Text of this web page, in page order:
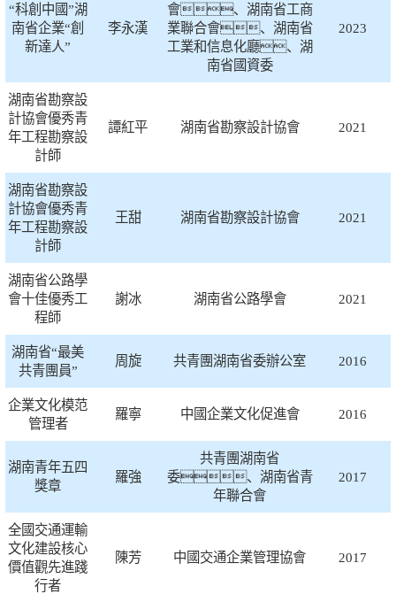
“科創中國”湖
南省企業“創
新達人”
李永漢
會、湖南省工商
業聯合會、湖南省
工業和信息化廳、湖
南省國資委
2023
湖南省勘察設
計協會優秀青
年工程勘察設
計師
譚紅平 湖南省勘察設計協會 2021
湖南省勘察設
計協會優秀青
年工程勘察設
計師
王甜 湖南省勘察設計協會 2021
湖南省公路學
會十佳優秀工
程師
謝冰 湖南省公路學會 2021
湖南省“最美
共青團員”
周旋 共青團湖南省委辦公室 2016
企業文化模范
管理者
羅寧 中國企業文化促進會 2016
湖南青年五四
獎章
羅強
共青團湖南省
委、湖南省青
年聯合會
2017
全國交通運輸
文化建設核心
價值觀先進踐
行者
陳芳 中國交通企業管理協會 2017